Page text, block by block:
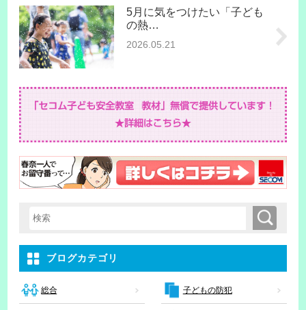
5月に気をつけたい「子ども
の熱…
2026.05.21
検索キーワード入力 検索
ブログカテゴリ
総合 子どもの防犯